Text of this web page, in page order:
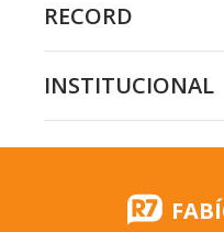
RECORD
INSTITUCIONAL